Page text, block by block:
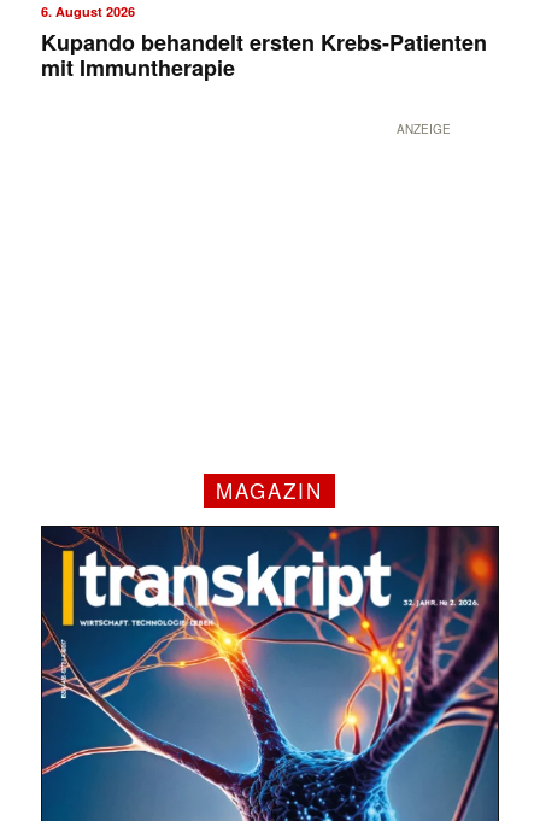
6. August 2026
Kupando behandelt ersten Krebs-Patienten
mit Immuntherapie
ANZEIGE
MAGAZIN